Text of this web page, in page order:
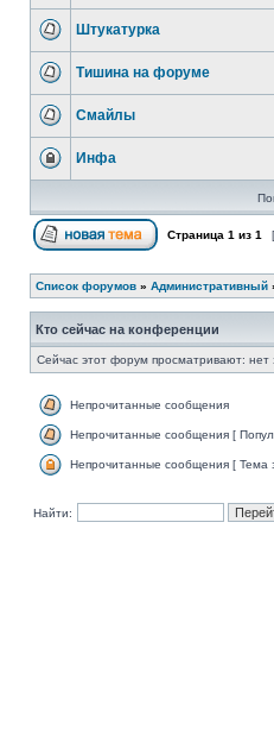
Штукатурка
Тишина на форуме
Смайлы
Инфа
Страница 1 из 1
Список форумов » Административный
Кто сейчас на конференции
Сейчас этот форум просматривают: нет
Непрочитанные сообщения
Непрочитанные сообщения [
Непрочитанные сообщения [ Тема
Найти: